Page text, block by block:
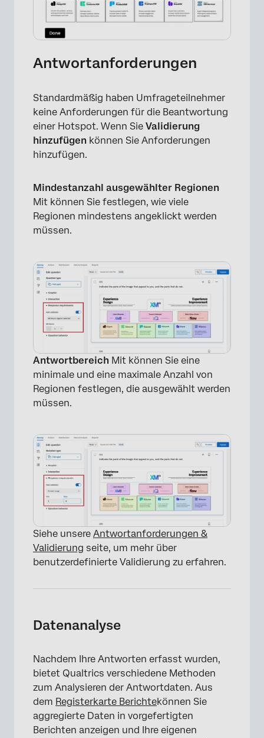
×
Antwortanforderungen
Standardmäßig haben Umfrageteilnehmer
keine Anforderungen für die Beantwortung
einer Hotspot. Wenn Sie Validierung
hinzufügen können Sie Anforderungen
hinzufügen.
Mindestanzahl ausgewählter Regionen
Mit können Sie festlegen, wie viele
Regionen mindestens angeklickt werden
müssen.
Antwortbereich Mit können Sie eine
minimale und eine maximale Anzahl von
Regionen festlegen, die ausgewählt werden
müssen.
Siehe unsere Antwortanforderungen &
Validierung seite, um mehr über
benutzerdefinierte Validierung zu erfahren.
Datenanalyse
Nachdem Ihre Antworten erfasst wurden,
bietet Qualtrics verschiedene Methoden
zum Analysieren der Antwortdaten. Aus
dem Registerkarte Berichtekönnen Sie
aggregierte Daten in vorgefertigten
Berichten anzeigen und Ihre eigenen